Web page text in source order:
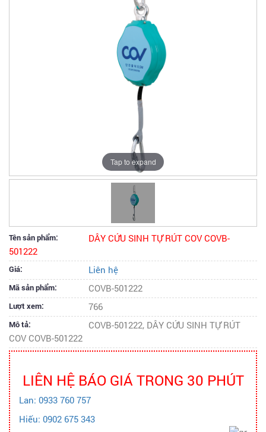
Tap to expand
Tên sản phẩm:
DÂY CỨU SINH TỰ RÚT COV COVB-
501222
Giá: Liên hệ
Mã sản phẩm: COVB-501222
Lượt xem: 766
Mô tả:
COVB-501222, DÂY CỨU SINH TỰ RÚT
COV COVB-501222
LIÊN HỆ BÁO GIÁ TRONG 30 PHÚT
Lan: 0933 760 757
Hiếu: 0902 675 343